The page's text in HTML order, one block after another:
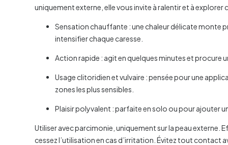
uniquement externe, elle vous invite à ralentir et à explorer
Sensation chauffante : une chaleur délicate monte
intensifier chaque caresse.
Action rapide : agit en quelques minutes et procure
Usage clitoridien et vulvaire : pensée pour une
zones les plus sensibles.
Plaisir polyvalent : parfaite en solo ou pour ajouter
Utiliser avec parcimonie, uniquement sur la peau externe.
cessez l’utilisation en cas d’irritation. Évitez tout contact